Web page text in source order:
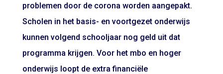
problemen door de corona worden aangepakt.
Scholen in het basis- en voortgezet onderwijs
kunnen volgend schooljaar nog geld uit dat
programma krijgen. Voor het mbo en hoger
onderwijs loopt de extra financiële